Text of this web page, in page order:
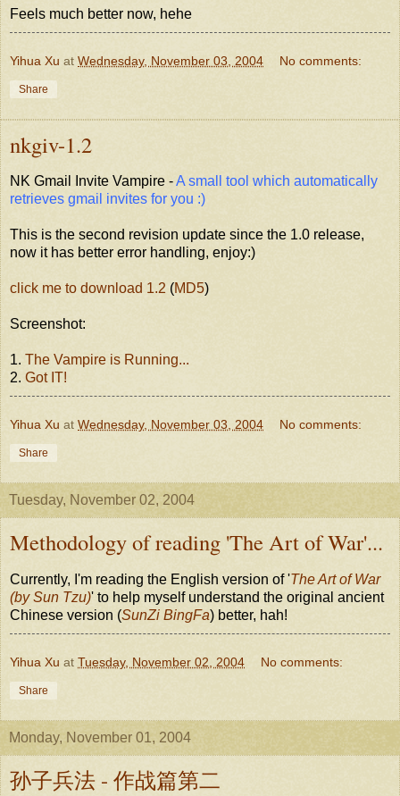
Feels much better now, hehe
Yihua Xu at Wednesday, November 03, 2004 No comments:
Share
nkgiv-1.2
NK Gmail Invite Vampire -A small tool which automatically
retrieves gmail invites for you :)
This is the second revision update since the 1.0 release,
now it has better error handling, enjoy:)
click me to download 1.2 (MD5)
Screenshot:
1. The Vampire is Running...
2. Got IT!
Yihua Xu at Wednesday, November 03, 2004 No comments:
Share
Tuesday, November 02, 2004
Methodology of reading 'The Art of War'...
Currently, I'm reading the English version of 'The Art of War
(by Sun Tzu)' to help myself understand the original ancient
Chinese version (SunZi BingFa) better, hah!
Yihua Xu at Tuesday, November 02, 2004 No comments:
Share
Monday, November 01, 2004
孙子兵法 - 作战篇第二